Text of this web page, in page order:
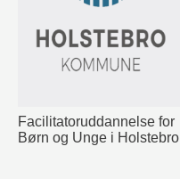
Facilitatoruddannelse for
Børn og Unge i Holstebro